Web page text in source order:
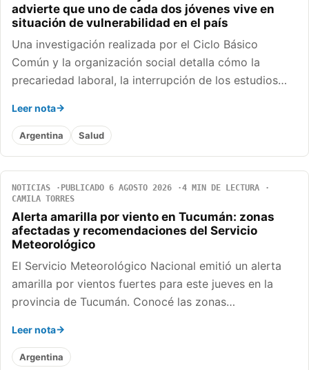
advierte que uno de cada dos jóvenes vive en
situación de vulnerabilidad en el país
Una investigación realizada por el Ciclo Básico
Común y la organización social detalla cómo la
precariedad laboral, la interrupción de los estudios…
Leer nota
Argentina Salud
NOTICIAS PUBLICADO 6 AGOSTO 2026
4 MIN DE LECTURA
CAMILA TORRES
Alerta amarilla por viento en Tucumán: zonas
afectadas y recomendaciones del Servicio
Meteorológico
El Servicio Meteorológico Nacional emitió un alerta
amarilla por vientos fuertes para este jueves en la
provincia de Tucumán. Conocé las zonas…
Leer nota
Argentina